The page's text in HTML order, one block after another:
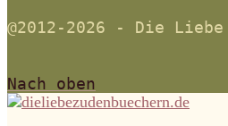
@2012-2026 - Die
Nach oben